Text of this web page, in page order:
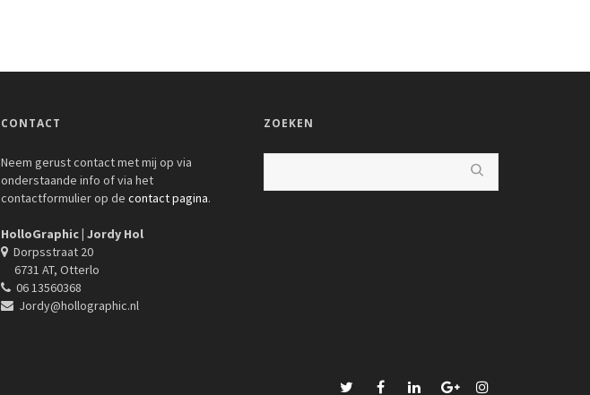
CONTACT
Neem gerust contact met mij op via
onderstaande info of via het
contactformulier op de contact pagina.
HolloGraphic | Jordy Hol
Dorpsstraat 20
6731 AT, Otterlo
06 13560368
Jordy@hollographic.nl
ZOEKEN